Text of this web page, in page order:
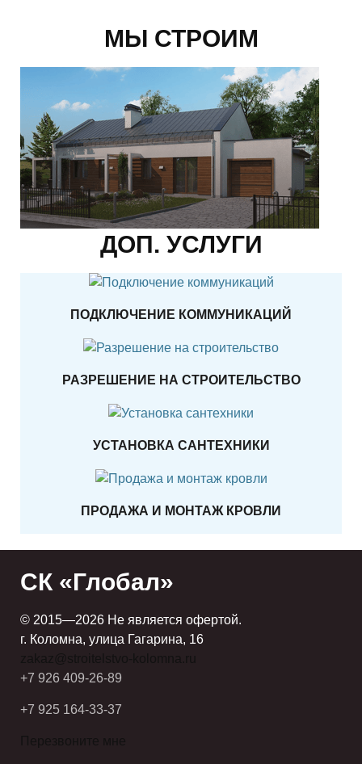
МЫ СТРОИМ
ДОП. УСЛУГИ
ПОДКЛЮЧЕНИЕ КОММУНИКАЦИЙ
РАЗРЕШЕНИЕ НА СТРОИТЕЛЬСТВО
УСТАНОВКА САНТЕХНИКИ
ПРОДАЖА И МОНТАЖ КРОВЛИ
СК «Глобал»
© 2015—2026 Не является офертой.
г. Коломна, улица Гагарина, 16
+7 926 409-26-89
+7 925 164-33-37